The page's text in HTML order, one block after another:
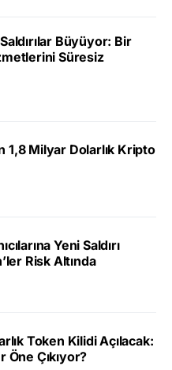
Büyüyor: Bir
Süresiz
1,8 Milyar Dolarlık Kripto
Yeni Saldırı
Risk Altında
Token Kilidi Açılacak:
Çıkıyor?